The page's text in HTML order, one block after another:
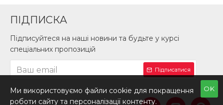
ПІДПИСКА
Підписуйтеся на наші новини та будьте у курсі
спеціальних пропозицій
Підписатися
OK
Ми використовуємо файли cookie для покращення
роботи сайту та персоналізації контенту.